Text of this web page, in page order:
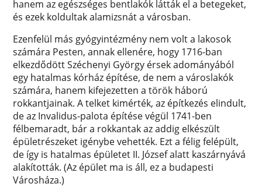
hanem az egészséges bentlakók látták el a betegeket,
és ezek koldultak alamizsnát a városban.
Ezenfelül más gyógyintézmény nem volt a lakosok
számára Pesten, annak ellenére, hogy 1716-ban
elkezdődött Széchenyi György érsek adományából
egy hatalmas kórház építése, de nem a városlakók
számára, hanem kifejezetten a török háború
rokkantjainak. A telket kimérték, az építkezés elindult,
de az Invalidus-palota építése végül 1741-ben
félbemaradt, bár a rokkantak az addig elkészült
épületrészeket igénybe vehették. Ezt a félig felépült,
de így is hatalmas épületet II. József alatt kaszárnyává
alakították. (Az épület ma is áll, ez a budapesti
Városháza.)